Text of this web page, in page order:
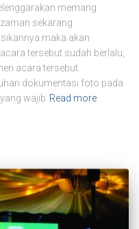
memang
sekarang.
maka akan
tersebut sudah berlalu,
acara tersebut.
dokumentasi foto pada
wajib Read more